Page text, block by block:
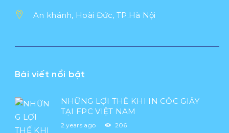
An khánh, Hoài Đức, TP.Hà Nội
Bài viết nổi bật
NHỮNG LỢI THẾ KHI IN CỐC GIẤY
TẠI FPC VIỆT NAM
2 years ago 206